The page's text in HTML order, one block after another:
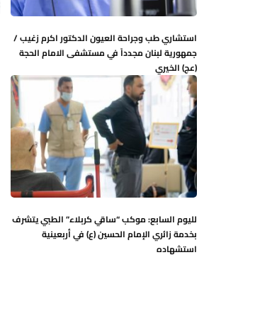
استشاري طب وجراحة العيون الدكتور اكرم زغيب /
جمهورية لبنان مجدداً في مستشفى الامام الحجة
(عج) الخيري
لليوم السابع: موكب “ساقي كربلاء” الطبي يتشرف
بخدمة زائري الإمام الحسين (ع) في أربعينية
استشهاده